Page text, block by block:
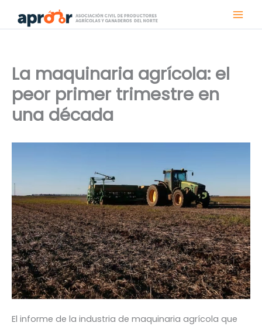
La maquinaria agrícola: el
peor primer trimestre en
una década
El informe de la industria de maquinaria agrícola que